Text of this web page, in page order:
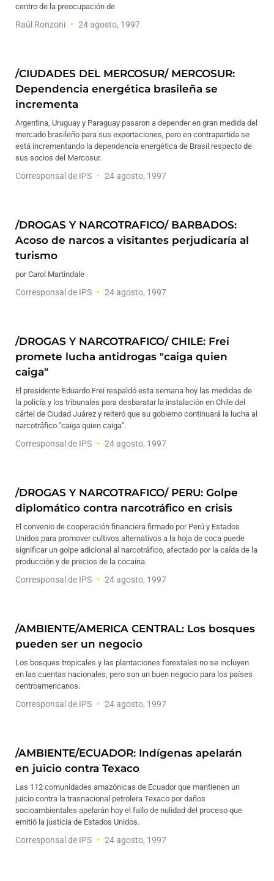
centro de la preocupación de
Raúl Ronzoni 24 agosto, 1997
/CIUDADES DEL MERCOSUR/ MERCOSUR:
Dependencia energética brasileña se
incrementa
Argentina, Uruguay y Paraguay pasaron a depender en gran medida del
mercado brasileño para sus exportaciones, pero en contrapartida se
está incrementando la dependencia energética de Brasil respecto de
sus socios del Mercosur.
Corresponsal de IPS 24 agosto, 1997
/DROGAS Y NARCOTRAFICO/ BARBADOS:
Acoso de narcos a visitantes perjudicaría al
turismo
por Carol Martindale
Corresponsal de IPS 24 agosto, 1997
/DROGAS Y NARCOTRAFICO/ CHILE: Frei
promete lucha antidrogas "caiga quien
caiga"
El presidente Eduardo Frei respaldó esta semana hoy las medidas de
la policía y los tribunales para desbaratar la instalación en Chile del
cártel de Ciudad Juárez y reiteró que su gobierno continuará la lucha al
narcotráfico "caiga quien caiga".
Corresponsal de IPS 24 agosto, 1997
/DROGAS Y NARCOTRAFICO/ PERU: Golpe
diplomático contra narcotráfico en crisis
El convenio de cooperación financiera firmado por Perú y Estados
Unidos para promover cultivos alternativos a la hoja de coca puede
significar un golpe adicional al narcotráfico, afectado por la caída de la
producción y de precios de la cocaína.
Corresponsal de IPS 24 agosto, 1997
/AMBIENTE/AMERICA CENTRAL: Los bosques
pueden ser un negocio
Los bosques tropicales y las plantaciones forestales no se incluyen
en las cuentas nacionales, pero son un buen negocio para los países
centroamericanos.
Corresponsal de IPS 24 agosto, 1997
/AMBIENTE/ECUADOR: Indígenas apelarán
en juicio contra Texaco
Las 112 comunidades amazónicas de Ecuador que mantienen un
juicio contra la trasnacional petrolera Texaco por daños
socioambientales apelarán hoy el fallo de nulidad del proceso que
emitió la justicia de Estados Unidos.
Corresponsal de IPS 24 agosto, 1997